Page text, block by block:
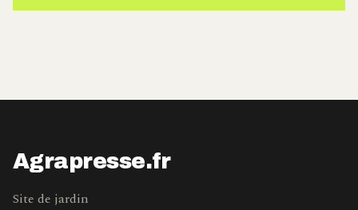
Agrapresse.fr
Site de jardin